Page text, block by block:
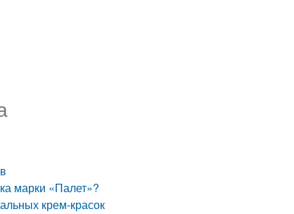
марки «Палет»?
крем-красок